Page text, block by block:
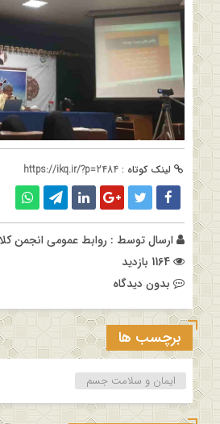
لینک کوتاه : https://ikq.ir/?p=2484
ارسال توسط : روابط عمومی انجمن
بدون دیدگاه
برچسب ها
ایمان و سلامت جسم